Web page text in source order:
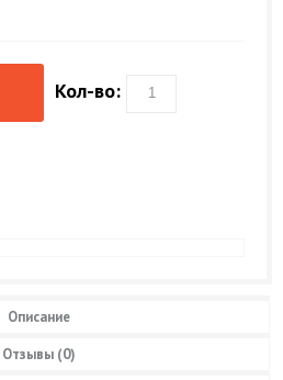
Кол-во:
Описание
Отзывы (0)